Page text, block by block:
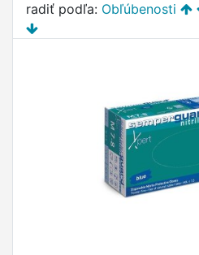
radiť podľa: Obľúbenosti